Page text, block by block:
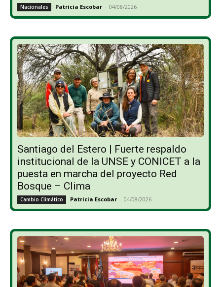
Nacionales Patricia Escobar - 04/08/2026
Santiago del Estero | Fuerte respaldo
institucional de la UNSE y CONICET a la
puesta en marcha del proyecto Red
Bosque – Clima
Cambio Climático Patricia Escobar - 04/08/2026